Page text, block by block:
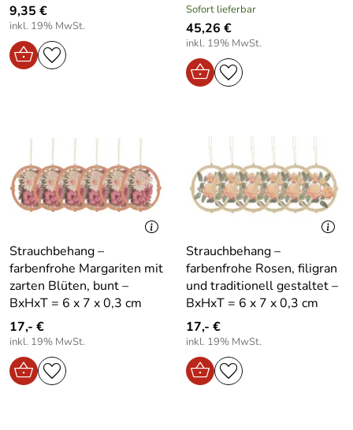
9,35 €
inkl. 19% MwSt.
Sofort lieferbar
45,26 €
inkl. 19% MwSt.
Strauchbehang –
farbenfrohe Margariten mit
zarten Blüten, bunt –
BxHxT = 6 x 7 x 0,3 cm
17,- €
inkl. 19% MwSt.
Strauchbehang –
farbenfrohe Rosen, filigran
und traditionell gestaltet –
BxHxT = 6 x 7 x 0,3 cm
17,- €
inkl. 19% MwSt.